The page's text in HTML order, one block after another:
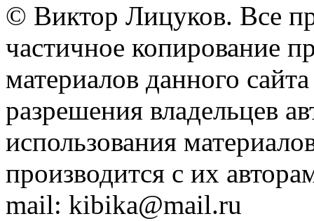
© Виктор Лицуков. Все
частичное копирование
материалов данного
разрешения владельцев
использования
производится с их
mail: kibika@mail.ru